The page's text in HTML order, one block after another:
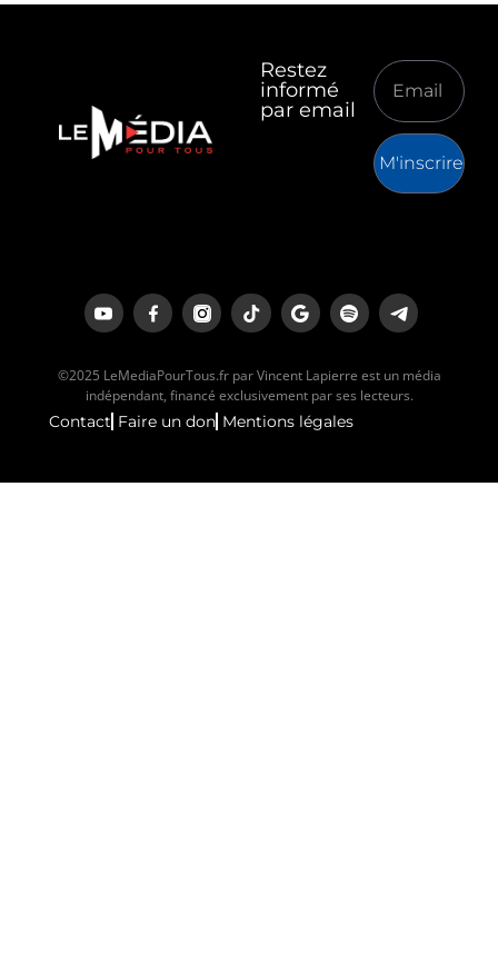
Restez
informé
par email
M'inscrire
©2025 LeMediaPourTous.fr par Vincent Lapierre est un média
indépendant, financé exclusivement par ses lecteurs.
Contact Faire un don Mentions légales